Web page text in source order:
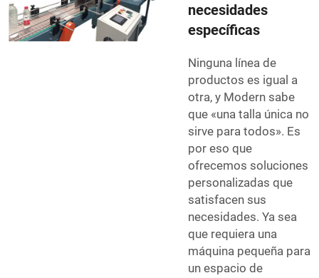
necesidades
específicas
Ninguna línea de
productos es igual a
otra, y Modern sabe
que «una talla única no
sirve para todos». Es
por eso que
ofrecemos soluciones
personalizadas que
satisfacen sus
necesidades. Ya sea
que requiera una
máquina pequeña para
un espacio de